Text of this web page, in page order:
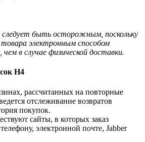
следует быть осторожным, поскольку
товара электронным способом
в случае физической доставки.
H4
рассчитанных на повторные
отслеживание возвратов
покупок.
сайты, в которых заказ
электронной почте, Jabber